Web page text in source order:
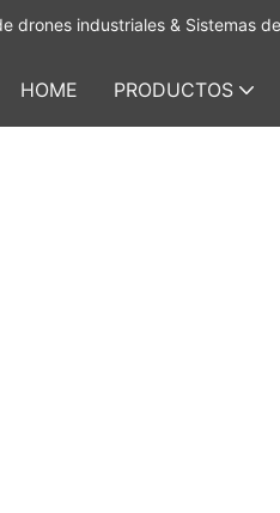
drones industriales & Sistemas
HOME PRODUCTOS